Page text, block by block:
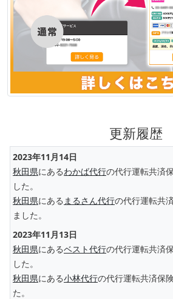
更新履歴
2023年11月14日
秋田県にあるわかば代行の代行運転共済
した。
秋田県にある まるさん代行の代行運転共
ました。
2023年11月13日
秋田県にあるベスト代行の代行運転共済
した。
秋田県にある小林代行の代行運転共済保
た。